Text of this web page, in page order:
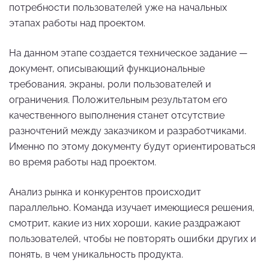
потребности пользователей уже на начальных
этапах работы над проектом.
На данном этапе создается техническое задание —
документ, описывающий функциональные
требования, экраны, роли пользователей и
ограничения. Положительным результатом его
качественного выполнения станет отсутствие
разночтений между заказчиком и разработчиками.
Именно по этому документу будут ориентироваться
во время работы над проектом.
Анализ рынка и конкурентов происходит
параллельно. Команда изучает имеющиеся решения,
смотрит, какие из них хороши, какие раздражают
пользователей, чтобы не повторять ошибки других и
понять, в чем уникальность продукта.